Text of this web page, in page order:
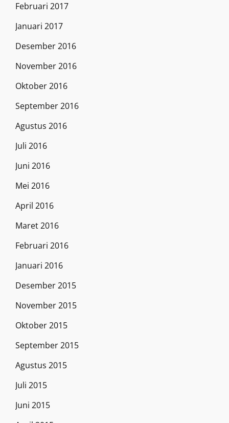
Februari 2017
Januari 2017
Desember 2016
November 2016
Oktober 2016
September 2016
Agustus 2016
Juli 2016
Juni 2016
Mei 2016
April 2016
Maret 2016
Februari 2016
Januari 2016
Desember 2015
November 2015
Oktober 2015
September 2015
Agustus 2015
Juli 2015
Juni 2015